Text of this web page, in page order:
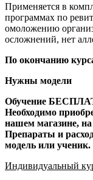
Применяется в
программах по
омоложению
осложнений, нет
По окончанию
Нужны модели
Обучение
Необходимо
нашем магазине, на
Препараты и
модель или ученик.
Индивидуальный